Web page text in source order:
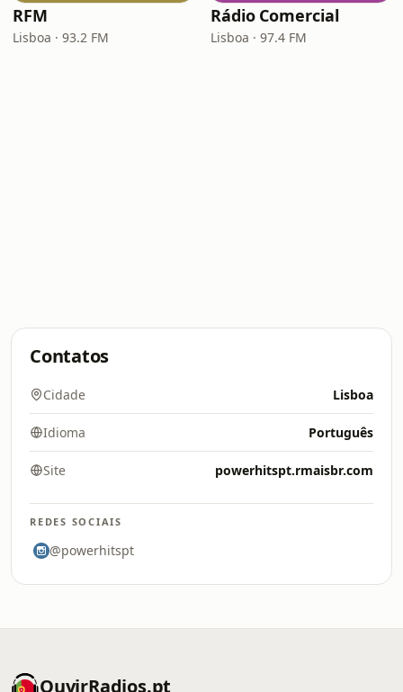
RFM
Lisboa · 93.2 FM
Rádio Comercial
Lisboa · 97.4 FM
Contatos
Cidade Lisboa
Idioma Português
Site powerhitspt.rmaisbr.com
REDES SOCIAIS
@powerhitspt
OuvirRadios.pt